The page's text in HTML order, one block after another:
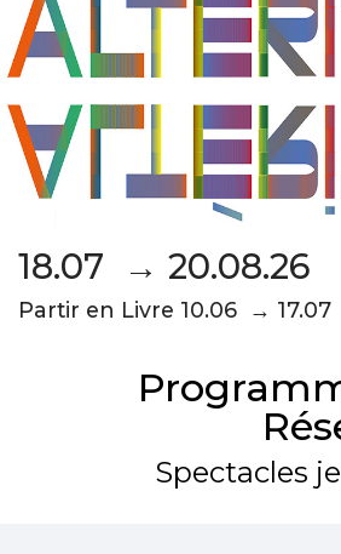
18.07 → 20.08.26
Partir en Livre 10.06 → 17.07
Spectacles